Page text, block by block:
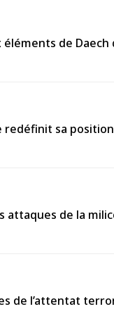
de Daech
redéfinit sa
attaques de la
de l’attentat